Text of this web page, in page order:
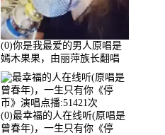
(0)你是我最爱的男人原唱是
嫣木果果，由丽萍族长翻唱
(播放:56258)
(0)最幸福的人在线听(原唱是
曾春年)，一生只有你《停